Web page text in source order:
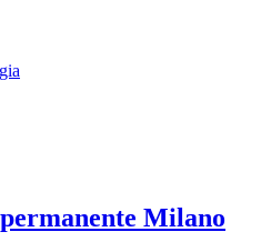
Milano